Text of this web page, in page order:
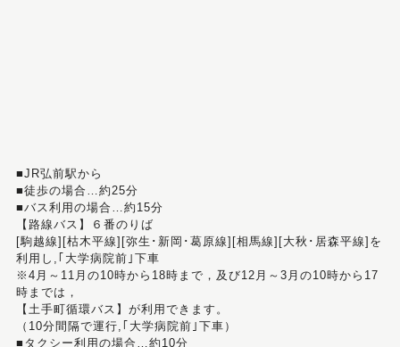
■JR弘前駅から
■徒歩の場合…約25分
■バス利用の場合…約15分
【路線バス】６番のりば
[駒越線][枯木平線][弥生･新岡･葛原線][相馬線][大秋･居森平線]を
利用し,｢大学病院前｣下車
※4月～11月の10時から18時まで，及び12月～3月の10時から17
時までは，
【土手町循環バス】が利用できます。
（10分間隔で運行,｢大学病院前｣下車）
■タクシー利用の場合…約10分